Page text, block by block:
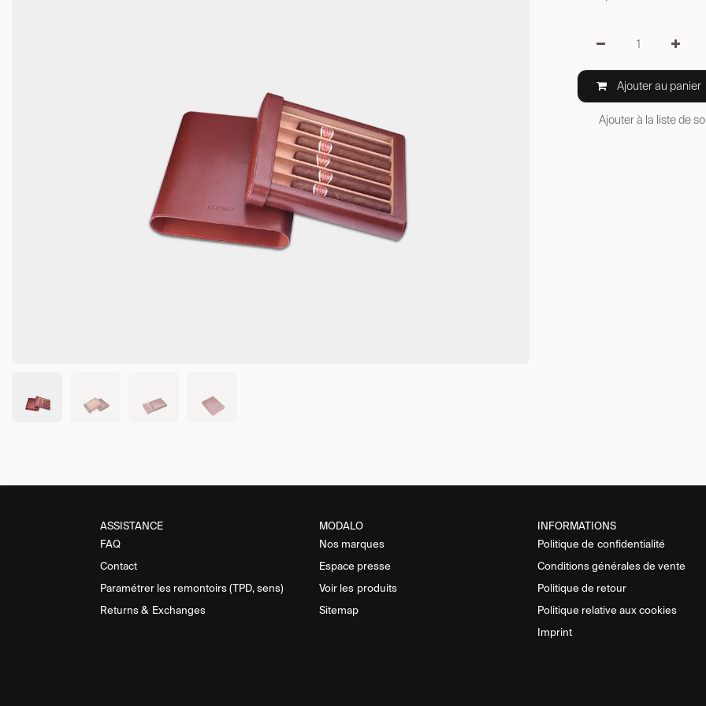
Ajouter au panier
Ajouter à la liste de
MODALO
Nos marques
Espace presse
Voir les produits
Sitemap
ASSISTANCE​
FAQ
Contact
Paramétrer les remontoirs (TPD, sens)
Returns & Exchanges
INFORMATIONS
Politique de confidentialité
Conditions générales de vente
Politique de retour
Politique relative aux cookies
Imprint